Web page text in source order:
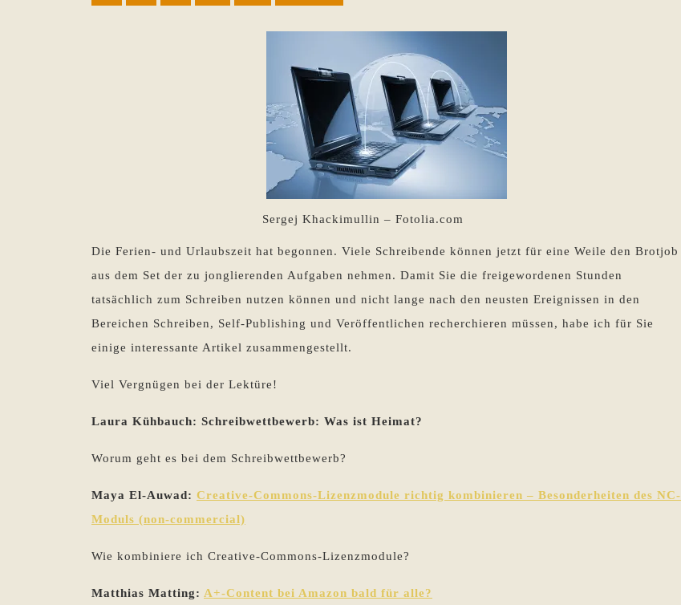
Sergej Khackimullin – Fotolia.com
Die Ferien- und Urlaubszeit hat begonnen. Viele Schreibende können jetzt für eine Weile den Brotjob
aus dem Set der zu jonglierenden Aufgaben nehmen. Damit Sie die freigewordenen Stunden
tatsächlich zum Schreiben nutzen können und nicht lange nach den neusten Ereignissen in den
Bereichen Schreiben, Self-Publishing und Veröffentlichen recherchieren müssen, habe ich für Sie
einige interessante Artikel zusammengestellt.
Viel Vergnügen bei der Lektüre!
Laura Kühbauch: Schreibwettbewerb: Was ist Heimat?
Worum geht es bei dem Schreibwettbewerb?
Maya El-Auwad: Creative-Commons-Lizenzmodule richtig kombinieren – Besonderheiten des NC-
Moduls (non-commercial)
Wie kombiniere ich Creative-Commons-Lizenzmodule?
Matthias Matting: A+-Content bei Amazon bald für alle?